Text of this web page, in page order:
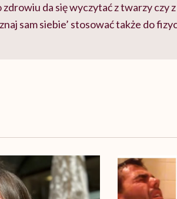
zdrowiu da się wyczytać z twarzy czy
sam siebie’ stosować także do